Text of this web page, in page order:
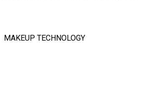
MAKEUP TECHNOLOGY